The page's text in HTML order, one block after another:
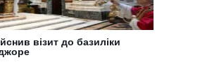
візит до базиліки